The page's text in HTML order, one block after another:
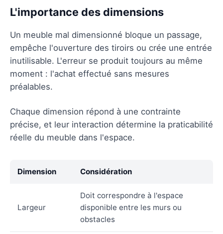
L'importance des dimensions
Un meuble mal dimensionné bloque un passage,
empêche l'ouverture des tiroirs ou crée une entrée
inutilisable. L'erreur se produit toujours au même
moment : l'achat effectué sans mesures
préalables.
Chaque dimension répond à une contrainte
précise, et leur interaction détermine la praticabilité
réelle du meuble dans l'espace.
Dimension Considération
Largeur
Doit correspondre à l'espace
disponible entre les murs ou
obstacles